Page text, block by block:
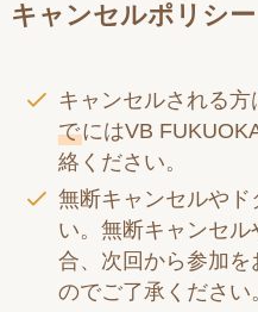
キャンセルポリシー
キャンセルされる
でにはVB
絡ください。
無断キャンセルやド
い。無断キャンセ
合、次回から参加
のでご了承ください